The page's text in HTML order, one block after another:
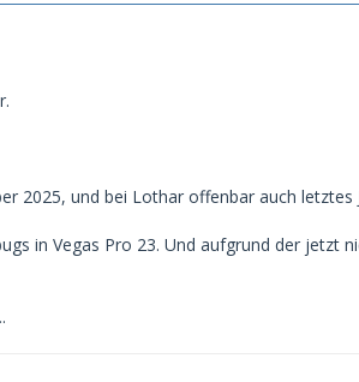
2025, und bei Lothar offenbar auch letztes
in Vegas Pro 23. Und aufgrund der jetzt